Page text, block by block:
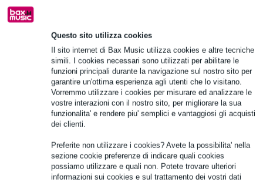
Questo sito utilizza cookies
Il sito internet di Bax Music utilizza cookies e altre tecniche
simili. I cookies necessari sono utilizzati per abilitare le
funzioni principali durante la navigazione sul nostro sito per
garantire un'ottima esperienza agli utenti che lo visitano.
Vorremmo utilizzare i cookies per misurare ed analizzare le
vostre interazioni con il nostro sito, per migliorare la sua
funzionalita' e rendere piu' semplici e vantaggiosi gli acquisti
dei clienti.
Preferite non utilizzare i cookies? Avete la possibilita' nella
sezione cookie preferenze di indicare quali cookies
possiamo utilizzare e quali non. Potete trovare ulteriori
informazioni sui cookies e sul trattamento dei vostri dati
Sennheiser Accentum True Wireless
White Earplugs